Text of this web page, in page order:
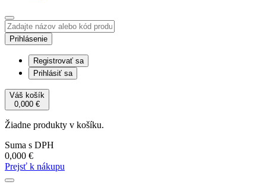
Prihlásenie
Registrovať sa
Prihlásiť sa
Váš košík
0,000 €
Žiadne produkty v košíku.
Suma s DPH
0,000 €
Prejsť k nákupu